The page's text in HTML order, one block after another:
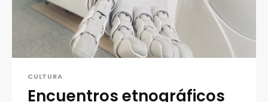
CULTURA
Encuentros etnográficos